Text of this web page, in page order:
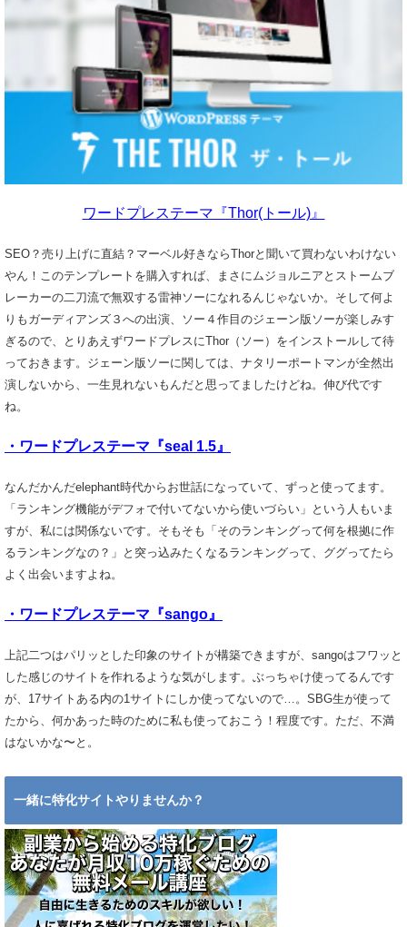
ワードプレステーマ『Thor(トール)』
SEO？売り上げに直結？マーベル好きならThorと聞いて買わないわけない
やん！このテンプレートを購入すれば、まさにムジョルニアとストームブ
レーカーの二刀流で無双する雷神ソーになれるんじゃないか。そして何よ
りもガーディアンズ３への出演、ソー４作目のジェーン版ソーが楽しみす
ぎるので、とりあえずワードプレスにThor（ソー）をインストールして待
っておきます。ジェーン版ソーに関しては、ナタリーポートマンが全然出
演しないから、一生見れないもんだと思ってましたけどね。伸び代です
ね。
・ワードプレステーマ『seal 1.5』
なんだかんだelephant時代からお世話になっていて、ずっと使ってます。
「ランキング機能がデフォで付いてないから使いづらい」という人もいま
すが、私には関係ないです。そもそも「そのランキングって何を根拠に作
るランキングなの？」と突っ込みたくなるランキングって、ググってたら
よく出会いますよね。
・ワードプレステーマ『sango』
上記二つはパリッとした印象のサイトが構築できますが、sangoはフワッと
した感じのサイトを作れるような気がします。ぶっちゃけ使ってるんです
が、17サイトある内の1サイトにしか使ってないので…。SBG生が使って
たから、何かあった時のために私も使っておこう！程度です。ただ、不満
はないかな〜と。
一緒に特化サイトやりませんか？